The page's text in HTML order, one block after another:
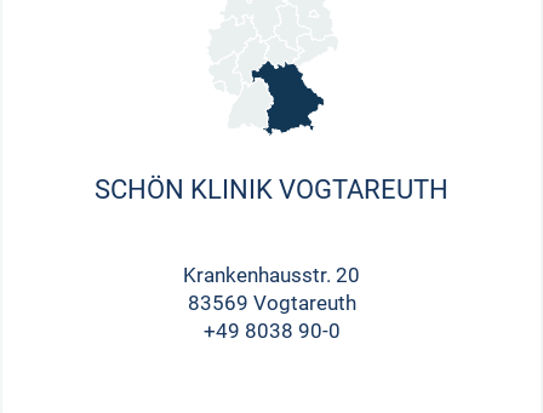
SCHÖN KLINIK VOGTAREUTH
Krankenhausstr. 20
83569 Vogtareuth
+49 8038 90-0